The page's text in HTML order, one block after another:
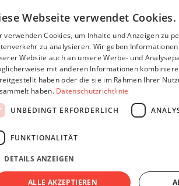
i
v
Partner
SommerSEO
Copyright © 2026
Impressum
Webseite verwendet Cookies.
verwenden Cookies, um Inhalte und Anzeigen zu
zu analysieren. Wir geben
Website auch an unsere Werbe- und
mit anderen Informationen
haben oder die sie im Rahmen Ihrer
haben. Datenschutzrichtlinie
UNBEDINGT ERFORDERLICH
FUNKTIONALITÄT
DETAILS ANZEIGEN
ALLE AKZEPTIEREN